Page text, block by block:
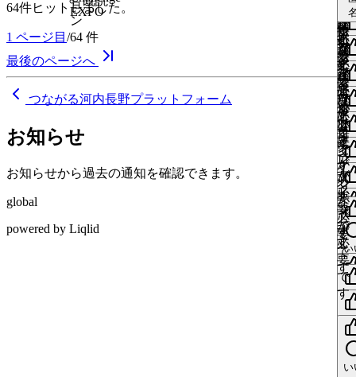
更
ね
更
い
ね
更
い
更
す
い
ね
更
要
で
す
い
ね
更
必
要
で
す
い
ね
更
ン
が
必
要
で
す
い
ね
更
ョ
ン
イ
ン
が
必
要
で
す
い
ね
更
ロ
グ
イ
ン
が
必
要
で
す
い
ね
更
は
ロ
グ
イ
ン
が
必
要
で
す
い
ね
更
は
ロ
グ
イ
ン
が
必
要
で
す
い
ね
更
ね
す
る
に
は
ロ
グ
イ
ン
が
必
要
で
す
ね
い
ね
す
る
に
は
ロ
グ
イ
ン
が
必
要
で
す
い
い
い
ね
す
る
に
は
ロ
グ
イ
ン
が
必
要
で
す
EXPO
い
い
ね
す
る
に
は
ロ
グ
イ
ン
が
必
要
で
す
い
64件ヒットしました。
1 ページ目 /64 件
最後のページへ
つながる河内長野プラットフォーム
お知らせ
お知らせから過去の通知を確認できます。
global
powered by Liqlid